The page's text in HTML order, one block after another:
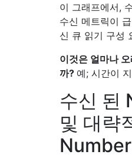
이 그래프에서,
수신 메트릭이
신 큐 읽기 구성
이것은 얼마나
까? 예; 시간이
수신 된
및 대략